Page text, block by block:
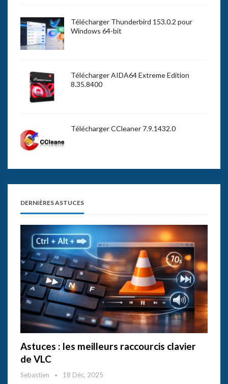
Télécharger Thunderbird 153.0.2 pour
Windows 64-bit
Télécharger AIDA64 Extreme Edition
8.35.8400
Télécharger CCleaner 7.9.1432.0
DERNIÈRES ASTUCES
Astuces : les meilleurs raccourcis clavier
de VLC
Sebastien 18 Déc, 2025